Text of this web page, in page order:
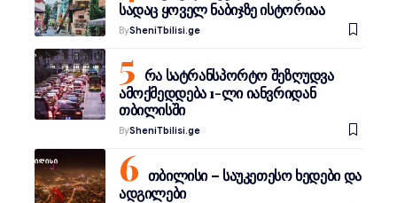
სადაც ყოველ ნაბიჯზე ისტორიაა
BySheniTbilisi.ge
რა სატრანსპორტო შეზღუდვა
ამოქმედდება 1-ლი იანვრიდან
თბილისში
BySheniTbilisi.ge
თბილისი – საუკეთესო ხედები და
ადგილები